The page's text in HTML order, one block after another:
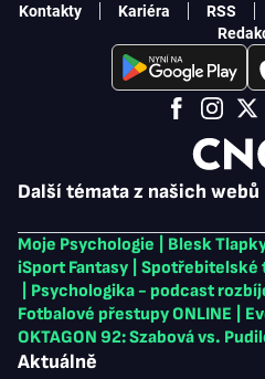
Další témata z našich webů
Moje Psychologie Blesk
iSport Fantasy
Spotřebitelské
Psychologika - podcast
Fotbalové přestupy ONLINE
OKTAGON 92: Szabová vs.
Aktuálně
Kontakty Kariéra RSS